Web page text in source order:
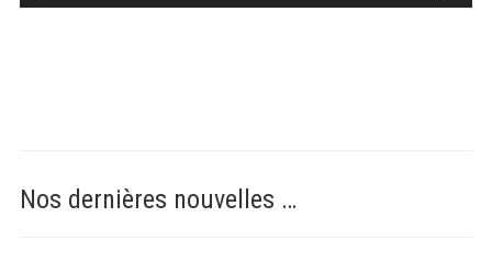
Nos dernières nouvelles …